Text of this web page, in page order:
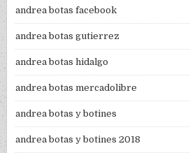
andrea botas facebook
andrea botas gutierrez
andrea botas hidalgo
andrea botas mercadolibre
andrea botas y botines
andrea botas y botines 2018